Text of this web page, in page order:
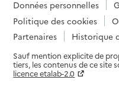
Données personnelles
Politique des cookies
Partenaires
Historique
Sauf mention explicite de
tiers, les contenus de ce site
licence etalab-2.0